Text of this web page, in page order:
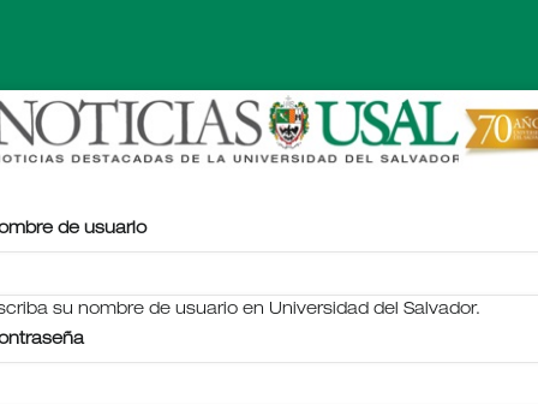
de usuario
su nombre de usuario en Universidad del Salvador.